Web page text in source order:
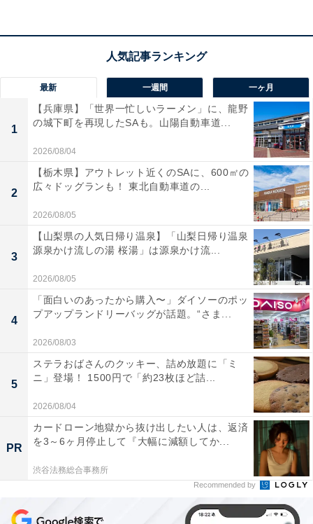
楽天トラベルの「月末スペシャルオファー」と
は？
楽天トラベルでは、月末に「月末スペシャルオファー」
を開催。人気の宿やホテルを対象に、宿泊予約で使える
お得な割引クーポンを配布しています。
クーポンは国内宿泊のほか、遊び・体験や楽パックな
ど、さまざまな旅行商品で利用可能。複数のクーポンを
組み合わせて、さらに割引率をアップできる場合もあり
ます。賢く旅の計画を立てて、お得に旅行を楽しみまし
最新 一週間 一ヶ月
1
【兵庫県】「世界一忙しいラーメン」に、龍野
の城下町を再現したSAも。山陽自動車道...
2026/08/04
2
【栃木県】アウトレット近くのSAに、600㎡の
広々ドッグランも！ 東北自動車道の...
2026/08/05
3
【山梨県の人気日帰り温泉】「山梨日帰り温泉
源泉かけ流しの湯 桜湯」は源泉かけ流...
2026/08/05
4
「面白いのあったから購入〜」ダイソーのポッ
プアップランドリーバッグが話題。“さま...
2026/08/03
5
ステラおばさんのクッキー、詰め放題に「ミ
ニ」登場！ 1500円で「約23枚ほど詰...
2026/08/04
PR
カードローン地獄から抜け出したい人は、返済
を3～6ヶ月停止して『大幅に減額してか...
渋谷法務総合事務所
Recommended by